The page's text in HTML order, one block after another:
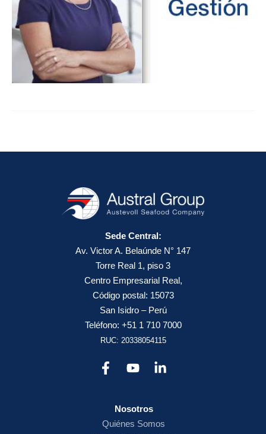
Sede Central:
Av. Victor A. Belaúnde N° 147
Torre Real 1, piso 3
Centro Empresarial Real,
Código postal: 15073
San Isidro – Perú
Teléfono: +51 1 710 7000
RUC: 20338054115
Nosotros
Quiénes Somos